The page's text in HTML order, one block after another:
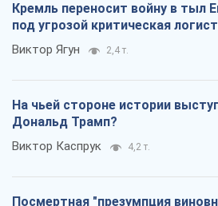
Кремль переносит войну в тыл
под угрозой критическая
Виктор Ягун 2,4 т.
На чьей стороне истории
Дональд Трамп?
Виктор Каспрук 4,2 т.
Посмертная "презумпция